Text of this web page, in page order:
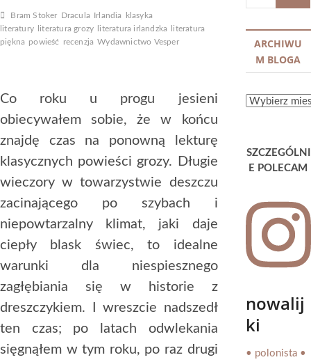
Bram Stoker Dracula Irlandia
klasyka
literatury
literatura grozy literatura irlandzka
literatura
piękna powieść recenzja Wydawnictwo Vesper
Co roku u progu jesieni
obiecywałem sobie, że w końcu
znajdę czas na ponowną lekturę
klasycznych powieści grozy. Długie
wieczory w towarzystwie deszczu
zacinającego po szybach i
niepowtarzalny klimat, jaki daje
ciepły blask świec, to idealne
warunki dla niespiesznego
zagłębiania się w historie z
dreszczykiem. I wreszcie nadszedł
ten czas; po latach odwlekania
sięgnąłem w tym roku, po raz drugi
ARCHIWU
M BLOGA
ARCHIWUM
SZCZEGÓLNI
E POLECAM
nowalij
ki
• polonista •